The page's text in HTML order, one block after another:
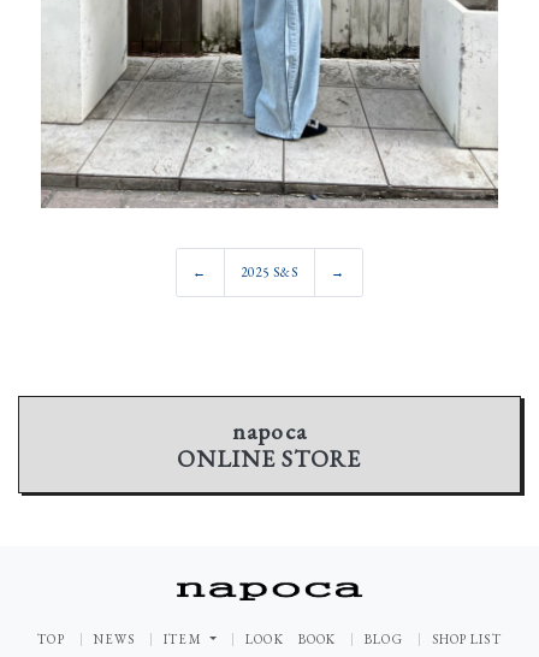
← 2025 S&S →
napoca
ONLINE STORE
TOP NEWS ITEM LOOK BOOK BLOG
SHOP LIST